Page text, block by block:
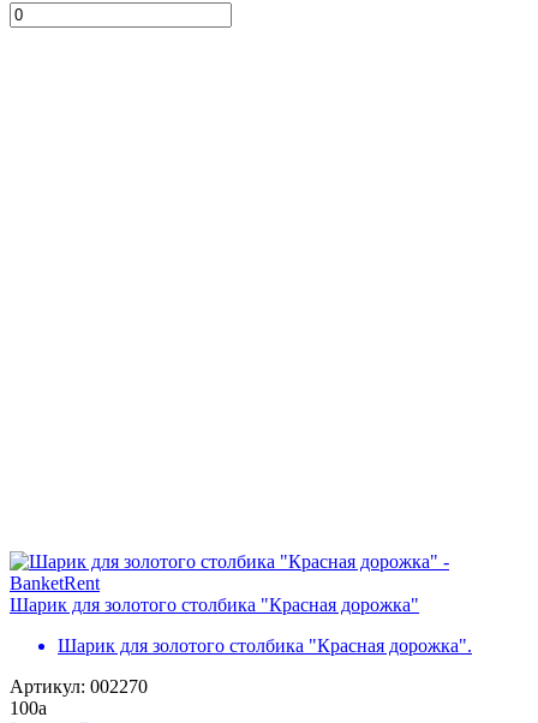
Шарик для золотого столбика "Красная дорожка"
Шарик для золотого столбика "Красная дорожка".
Артикул: 002270
100a